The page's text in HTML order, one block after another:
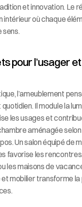
et innovation. Le
intérieur où chaque
sens.
pour l’usager et
l’ameublement
Il module la
les usages et
aménagée
Un salon équipé de
favorise les
les maisons de
mobilier transforme